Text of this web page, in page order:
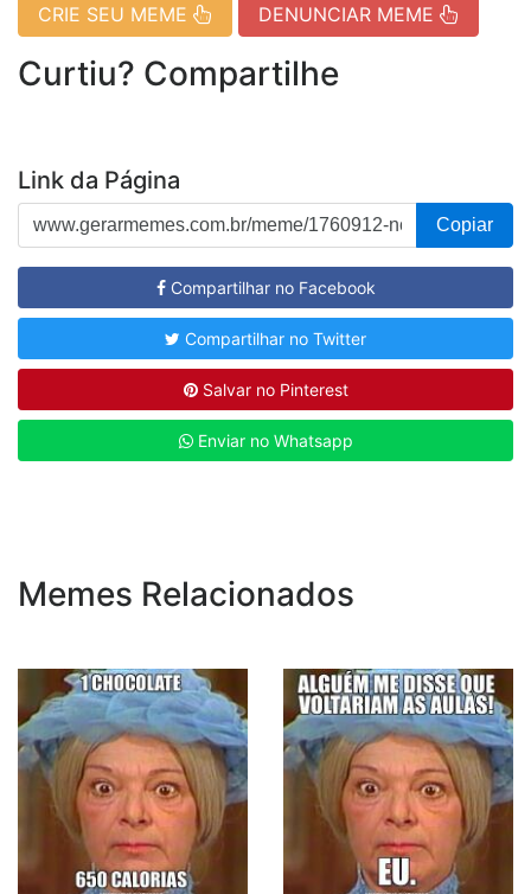
CRIE SEU MEME DENUNCIAR MEME
Curtiu? Compartilhe
Link da Página
Copiar
Compartilhar no Facebook
Compartilhar no Twitter
Salvar no Pinterest
Enviar no Whatsapp
Memes Relacionados